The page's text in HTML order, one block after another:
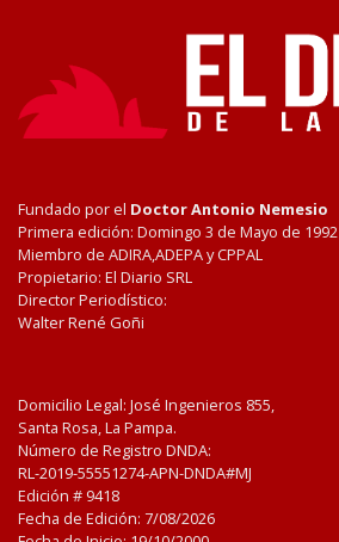
Fundado por el Doctor Antonio Nemesio
Primera edición: Domingo 3 de Mayo de 1992
Miembro de ADIRA,ADEPA y CPPAL
Propietario: El Diario SRL
Director Periodístico:
Walter René Goñi
Domicilio Legal: José Ingenieros 855,
Santa Rosa, La Pampa.
Número de Registro DNDA:
RL-2019-55551274-APN-DNDA#MJ
Edición # 9418
Fecha de Edición: 7/08/2026